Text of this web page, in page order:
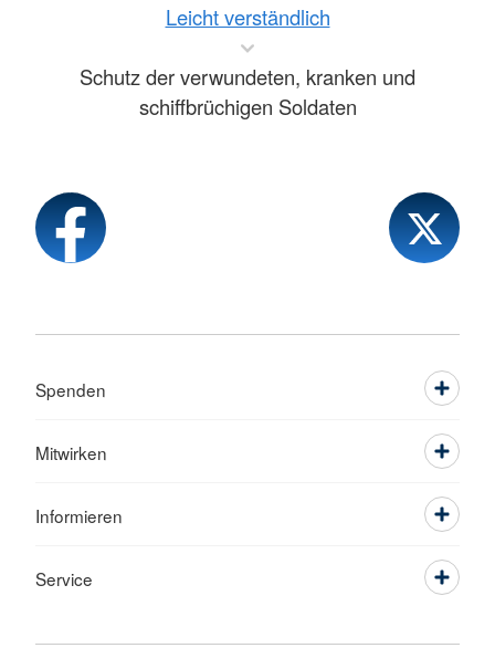
Leicht verständlich
Schutz der verwundeten, kranken und
schiffbrüchigen Soldaten
Spenden
Mitwirken
Informieren
Service